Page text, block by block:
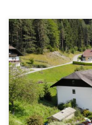
Kärnten, ein
Beispiel von
(auf den Fotos das
Google-Streetview-
Kärntner Mohnnudeln